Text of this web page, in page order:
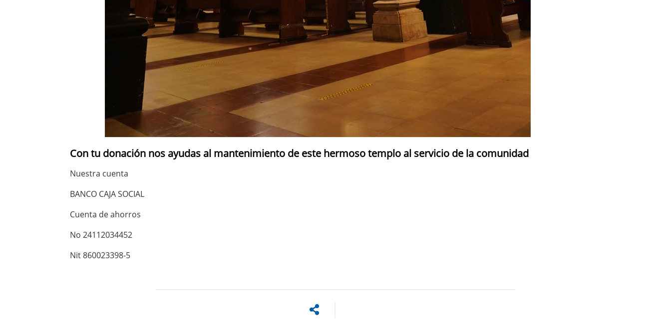
Con tu donación nos ayudas al mantenimiento de este hermoso templo al servicio de la comunidad
Nuestra cuenta
BANCO CAJA SOCIAL
Cuenta de ahorros
No 24112034452
Nit 860023398-5